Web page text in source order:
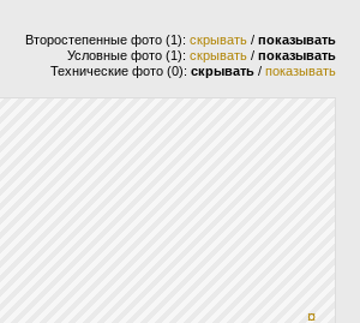
Второстепенные фото (1): скрывать / показывать
Условные фото (1): скрывать / показывать
Технические фото (0): скрывать / показывать
¤